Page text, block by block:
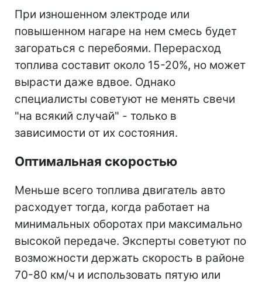
При изношенном электроде или
повышенном нагаре на нем смесь будет
загораться с перебоями. Перерасход
топлива составит около 15-20%, но может
вырасти даже вдвое. Однако
специалисты советуют не менять свечи
"на всякий случай" - только в
зависимости от их состояния.
Оптимальная скоростью
Меньше всего топлива двигатель авто
расходует тогда, когда работает на
минимальных оборотах при максимально
высокой передаче. Эксперты советуют по
возможности держать скорость в районе
70-80 км/ч и использовать пятую или